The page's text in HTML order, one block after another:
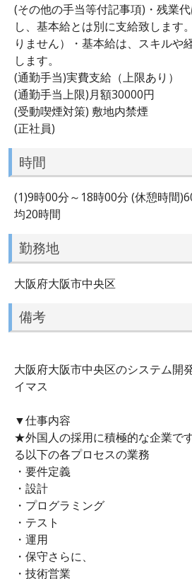
(その他の手当等付記事項)・残業
し、基本給とは別に支給致します
りません）・基本給は、スキルや
します。
(通勤手当)実費支給（上限あり）
(通勤手当上限)月額30000円
(受動喫煙対策) 敷地内禁煙
(正社員)
時間
(1)9時00分～18時00分 (休憩時間
均20時間
勤務地
大阪府大阪市中央区
備考
大阪府大阪市中央区のシステム開
イマス
▼仕事内容
★外国人の採用に積極的な企業で
る以下の各プロセスの業務
・要件定義
・設計
・プログラミング
・テスト
・運用
・保守さらに、
・技術営業